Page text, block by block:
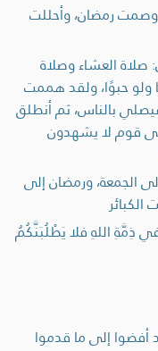
وصمت رمضان، وأحللت
صلاة العشاء وصلاة
ولو حبوًا، ولقد هممت
فيصلي بالناس، ثم أنطلق
قوم لا يشهدون
الجمعة، ورمضان إلى
اللهِ فلا يَطْلُبَنَّكُمُ
أفضوا إلى ما قدموا